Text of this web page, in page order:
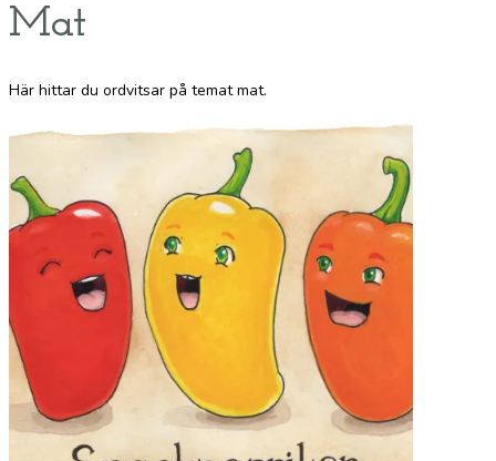
Mat
Här hittar du ordvitsar på temat mat.